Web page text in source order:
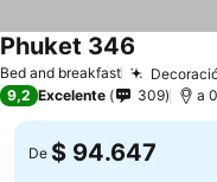
Bed and breakfast
Phuket 346
9,2 Excelente 309 a
De $ 94.647